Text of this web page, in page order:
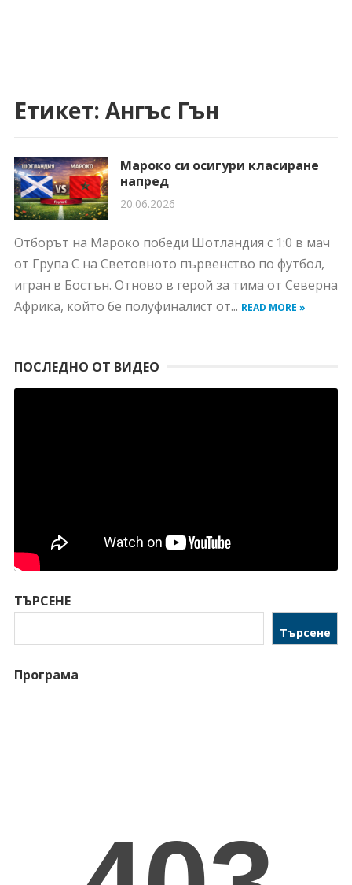
Етикет: Ангъс Гън
Мароко си осигури класиране
напред
20.06.2026
Отборът на Мароко победи Шотландия с 1:0 в мач
от Група C на Световното първенство по футбол,
игран в Бостън. Отново в герой за тима от Северна
Африка, който бе полуфиналист от... READ MORE »
ПОСЛЕДНО ОТ ВИДЕО
ТЪРСЕНЕ
Търсене
Програма